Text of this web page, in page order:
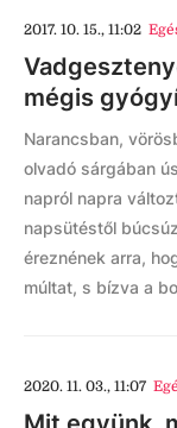
2017. 10. 15., 11:02
mégis
Narancsban,
olvadó sárgában
napról napra
napsütéstől
éreznének arra,
múltat, s bízva a
2020. 11. 03., 11:07